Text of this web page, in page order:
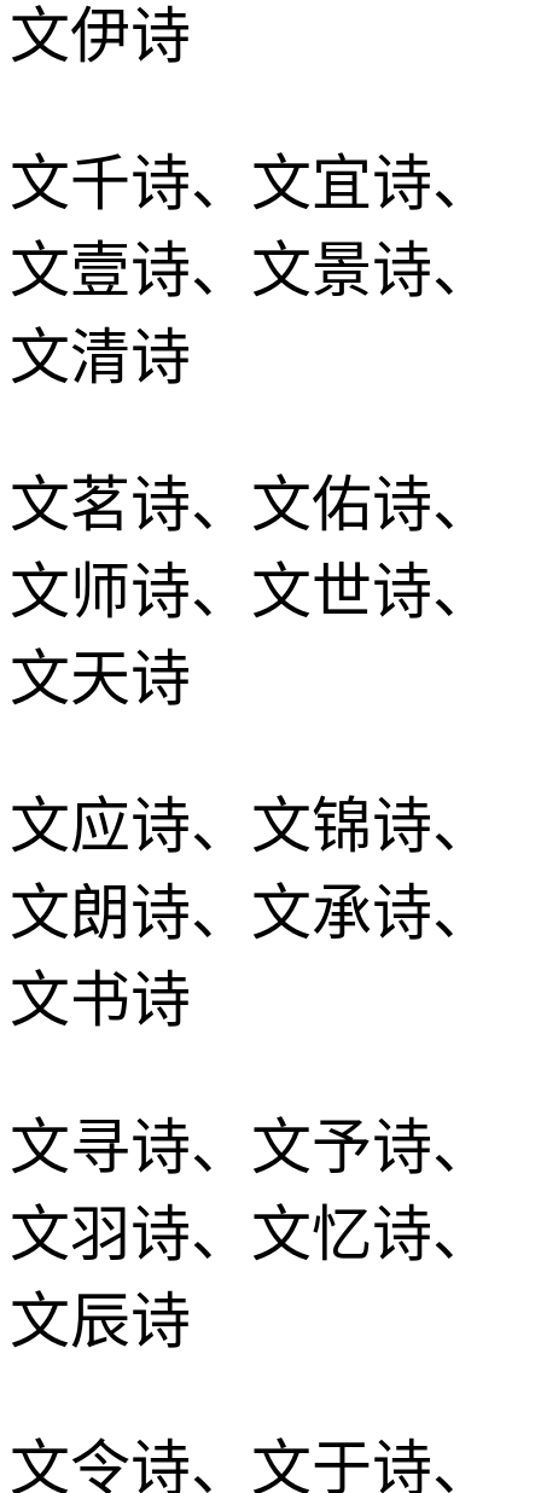
文伊诗
文千诗、文宜诗、
文壹诗、文景诗、
文清诗
文茗诗、文佑诗、
文师诗、文世诗、
文天诗
文应诗、文锦诗、
文朗诗、文承诗、
文书诗
文寻诗、文予诗、
文羽诗、文忆诗、
文辰诗
文令诗、文于诗、